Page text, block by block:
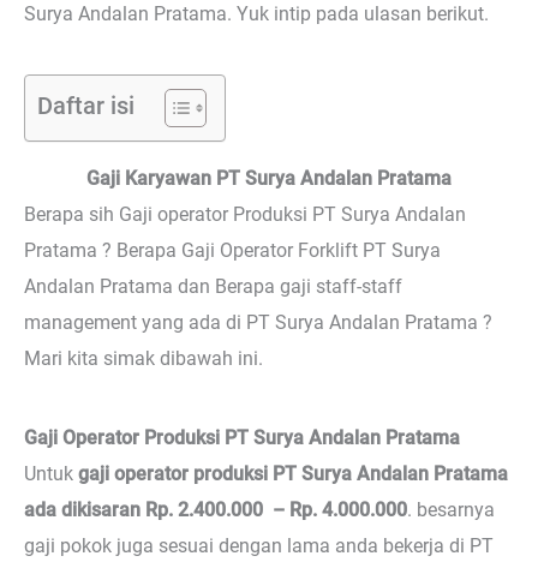
Surya Andalan Pratama. Yuk intip pada ulasan berikut.
Daftar isi
Gaji Karyawan PT Surya Andalan Pratama
Berapa sih Gaji operator Produksi PT Surya Andalan
Pratama ? Berapa Gaji Operator Forklift PT Surya
Andalan Pratama dan Berapa gaji staff-staff
management yang ada di PT Surya Andalan Pratama ?
Mari kita simak dibawah ini.
Gaji Operator Produksi PT Surya Andalan Pratama
Untuk gaji operator produksi PT Surya Andalan Pratama
ada dikisaran Rp. 2.400.000 – Rp. 4.000.000. besarnya
gaji pokok juga sesuai dengan lama anda bekerja di PT